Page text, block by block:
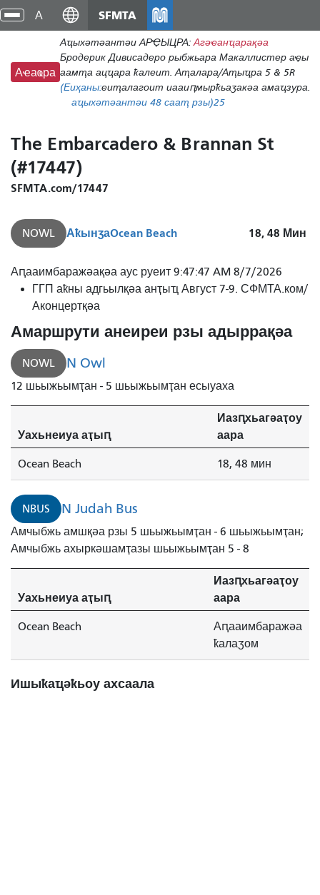
Аҵакы
хада
ахь
аиасра
SFMTA
Агәҽанҵарақәа
Аҵыхәтәантәи АРҾЫЦРА:
Бродерик Дивисадеро рыбжьара Макаллистер аҿы
аамҭа ацҵара ҟалеит. Аҭалара/Аҭыҵра 5 & 5R
еиҭалагоит иааиԥмырҟьаӡакәа амаҵзура.
(Еиҳаны:
25
аҵыхәтәантәи 48 сааҭ рзы)
Аҽаҩра
The Embarcadero & Brannan St
(#17447)
SFMTA.com/17447
NOWL АҟынӡаOcean Beach 18, 48 Мин
Аԥааимбаражәақәа аус руеит 9:47:47 AM 8/7/2026
ГГП аҟны адгьылқәа анҭыҵ Август 7-9. СФМТА.ком/
Аконцертқәа
Амаршрути анеиреи рзы адыррақәа
NOWL N Owl
12 шьыжьымҭан - 5 шьыжьымҭан есыуаха
Уахьнеиуа аҭыԥ
Иазԥхьагәаҭоу
аара
Ocean Beach 18, 48 мин
NBUS N Judah Bus
Амчыбжь амшқәа рзы 5 шьыжьымҭан - 6 шьыжьымҭан;
Амчыбжь ахыркәшамҭазы шьыжьымҭан 5 - 8
Уахьнеиуа аҭыԥ
Иазԥхьагәаҭоу
аара
Ocean Beach
Аԥааимбаражәа
ҟалаӡом
Ишыҟаҵәҟьоу ахсаала